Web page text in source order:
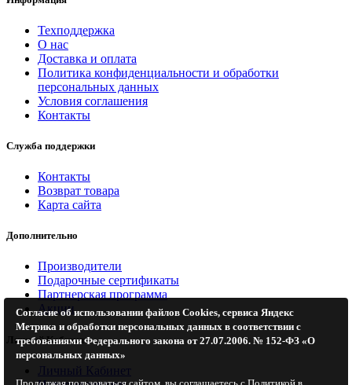
Техподдержка
О нас
Доставка и оплата
Политика конфиденциальности и обработки
персональных данных
Условия соглашения
Контакты
Служба поддержки
Контакты
Возврат товара
Карта сайта
Дополнительно
Производители
Подарочные сертификаты
Партнерская программа
Акции
Личный Кабинет
Личный Кабинет
Согласие об использовании файлов Cookies, сервиса Яндекс
Метрика и обработки персональных данных в соответствии с
требованиями Федерального закона от 27.07.2006. № 152-ФЗ «О
персональных данных»